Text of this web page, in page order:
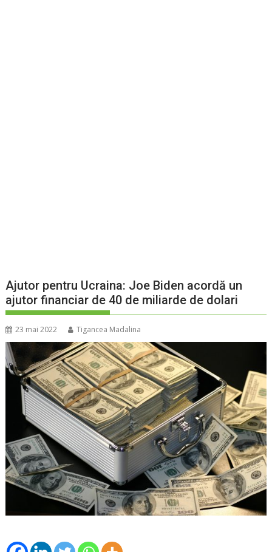
Ajutor pentru Ucraina: Joe Biden acordă un
ajutor financiar de 40 de miliarde de dolari
23 mai 2022 Tigancea Madalina